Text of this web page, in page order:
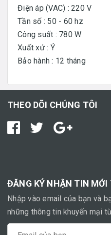
Điện áp (VAC) : 220 V
Tần số : 50 - 60 hz
Công suất : 780 W
Xuất xứ : Ý
Bảo hành : 12 tháng
THEO DÕI CHÚNG TÔI
ĐĂNG KÝ NHẬN TIN MỚI
Nhập vào email của bạn và
những thông tin khuyến mại